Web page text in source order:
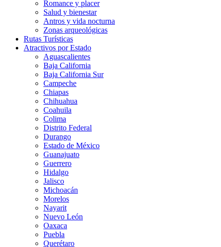
Romance y placer
Salud y bienestar
Antros y vida nocturna
Zonas arqueológicas
Rutas Turísticas
Atractivos por Estado
Aguascalientes
Baja California
Baja California Sur
Campeche
Chiapas
Chihuahua
Coahuila
Colima
Distrito Federal
Durango
Estado de México
Guanajuato
Guerrero
Hidalgo
Jalisco
Michoacán
Morelos
Nayarit
Nuevo León
Oaxaca
Puebla
Querétaro